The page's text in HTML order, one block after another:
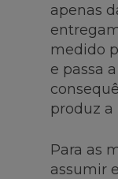
apenas
medido
e passa
produz a
Para as
assumir